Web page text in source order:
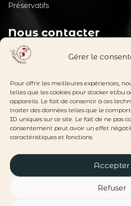
Gérer le
Pour offrir les meilleures expériences,
telles que les cookies pour stocker et/ou
appareils. Le fait de consentir à ces
traiter des données telles que le
ID uniques sur ce site. Le fait de ne pas
consentement peut avoir un effet
caractéristiques et fonctions.
Accepter
Refuser
Préservatifs
Nous contacter
support_agent
Service client
au04 49 05 27 27
mail_outline contact@mijessant.com
Suivez-nous